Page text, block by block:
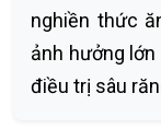
nghiền thức
ảnh hưởng
điều trị sâu